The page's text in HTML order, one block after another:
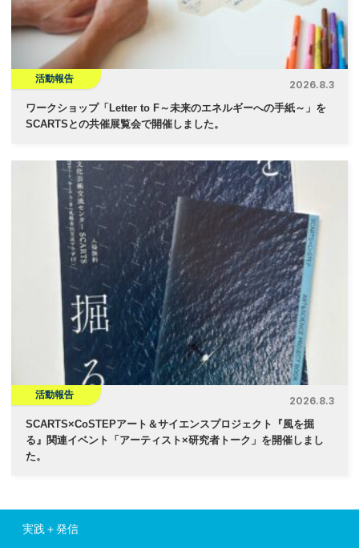
活動報告
2026.8.3
ワークショップ「Letter to F～未来のエネルギーへの手紙～」を
SCARTSとの共催展覧会で開催しました。
活動報告
2026.8.3
SCARTS×CoSTEPアート＆サイエンスプロジェクト『風を掘
る』関連イベント「アーティスト×研究者トーク」を開催しまし
た。
実践＋発信